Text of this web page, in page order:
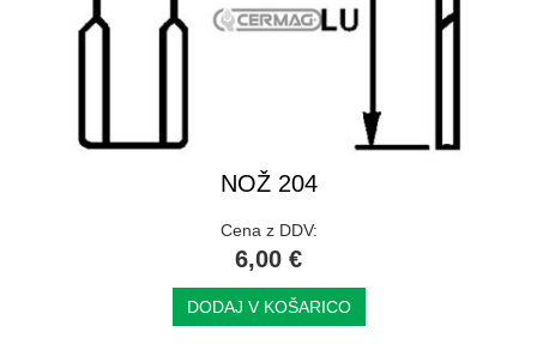
NOŽ 204
Cena z DDV:
6,00 €
DODAJ V KOŠARICO